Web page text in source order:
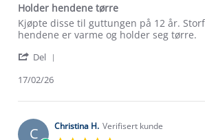
Holder hendene tørre
Review
by
N.
17
2026
review
stating
hendene
Kjøpte disse til guttungen på 12 år.
hendene er varme og holder seg tørre.
Del
Kim
on
17/02/26
C Christina H. Verifisert kunde